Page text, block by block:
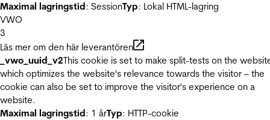
Maximal lagringstid: SessionTyp: Lokal HTML-lagring
VWO
3
Läs mer om den här leverantören
_vwo_uuid_v2This cookie is set to make split-tests on the
which optimizes the website's relevance towards the visitor – the
cookie can also be set to improve the visitor's experience on a
website.
Maximal lagringstid: 1 årTyp: HTTP-cookie